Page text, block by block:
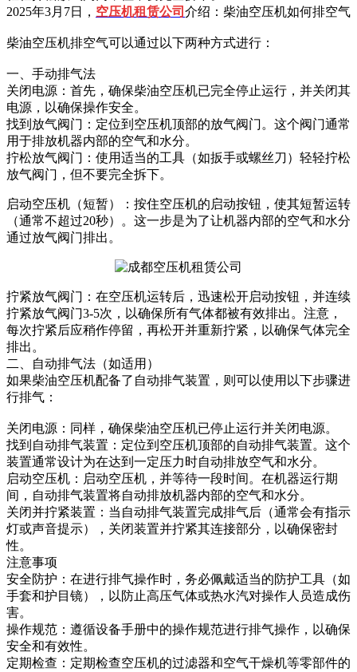
2025年3月7日， 空压机租赁公司 介绍：柴油空压机如何排空气
柴油空压机排空气可以通过以下两种方式进行：
一、手动排气法
关闭电源：首先，确保柴油空压机已完全停止运行，并关闭其
电源，以确保操作安全。
找到放气阀门：定位到空压机顶部的放气阀门。这个阀门通常
用于排放机器内部的空气和水分。
拧松放气阀门：使用适当的工具（如扳手或螺丝刀）轻轻拧松
放气阀门，但不要完全拆下。
启动空压机（短暂）：按住空压机的启动按钮，使其短暂运转
（通常不超过20秒）。这一步是为了让机器内部的空气和水分
通过放气阀门排出。
拧紧放气阀门：在空压机运转后，迅速松开启动按钮，并连续
拧紧放气阀门3-5次，以确保所有气体都被有效排出。注意，
每次拧紧后应稍作停留，再松开并重新拧紧，以确保气体完全
排出。
二、自动排气法（如适用）
如果柴油空压机配备了自动排气装置，则可以使用以下步骤进
行排气：
关闭电源：同样，确保柴油空压机已停止运行并关闭电源。
找到自动排气装置：定位到空压机顶部的自动排气装置。这个
装置通常设计为在达到一定压力时自动排放空气和水分。
启动空压机：启动空压机，并等待一段时间。在机器运行期
间，自动排气装置将自动排放机器内部的空气和水分。
关闭并拧紧装置：当自动排气装置完成排气后（通常会有指示
灯或声音提示），关闭装置并拧紧其连接部分，以确保密封
性。
注意事项
安全防护：在进行排气操作时，务必佩戴适当的防护工具（如
手套和护目镜），以防止高压气体或热水汽对操作人员造成伤
害。
操作规范：遵循设备手册中的操作规范进行排气操作，以确保
安全和有效性。
定期检查：定期检查空压机的过滤器和空气干燥机等零部件的